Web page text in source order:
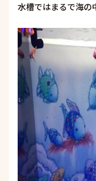
水槽ではまるで海の